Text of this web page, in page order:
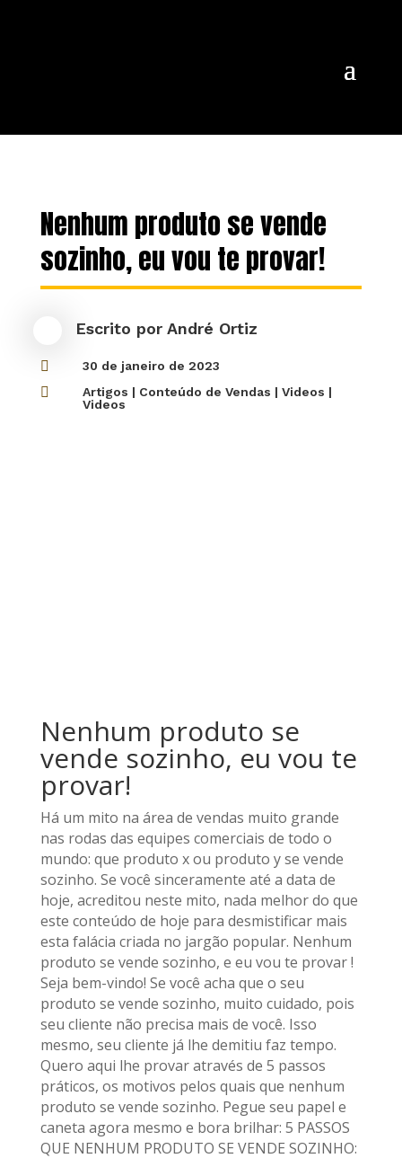
Nenhum produto se vende
sozinho, eu vou te provar!
Escrito por André Ortiz
 30 de janeiro de 2023
 Artigos | Conteúdo de Vendas | Videos |
Videos
Nenhum produto se
vende sozinho, eu vou te
provar!
Há um mito na área de vendas muito grande
nas rodas das equipes comerciais de todo o
mundo: que produto x ou produto y se vende
sozinho. Se você sinceramente até a data de
hoje, acreditou neste mito, nada melhor do que
este conteúdo de hoje para desmistificar mais
esta falácia criada no jargão popular. Nenhum
produto se vende sozinho, e eu vou te provar !
Seja bem-vindo! Se você acha que o seu
produto se vende sozinho, muito cuidado, pois
seu cliente não precisa mais de você. Isso
mesmo, seu cliente já lhe demitiu faz tempo.
Quero aqui lhe provar através de 5 passos
práticos, os motivos pelos quais que nenhum
produto se vende sozinho. Pegue seu papel e
caneta agora mesmo e bora brilhar: 5 PASSOS
QUE NENHUM PRODUTO SE VENDE SOZINHO: